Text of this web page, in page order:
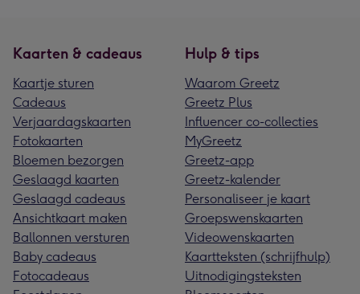
Kaarten & cadeaus
Kaartje sturen
Cadeaus
Verjaardagskaarten
Fotokaarten
Bloemen bezorgen
Geslaagd kaarten
Geslaagd cadeaus
Ansichtkaart maken
Ballonnen versturen
Baby cadeaus
Fotocadeaus
Hulp & tips
Waarom Greetz
Greetz Plus
Influencer co-collecties
MyGreetz
Greetz-app
Greetz-kalender
Personaliseer je kaart
Groepswenskaarten
Videowenskaarten
Kaartteksten (schrijfhulp)
Uitnodigingsteksten